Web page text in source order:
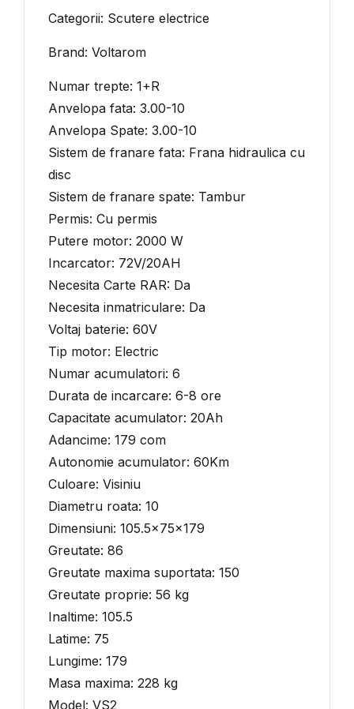
Categorii: Scutere electrice
Brand: Voltarom
Numar trepte: 1+R
Anvelopa fata: 3.00-10
Anvelopa Spate: 3.00-10
Sistem de franare fata: Frana hidraulica cu
disc
Sistem de franare spate: Tambur
Permis: Cu permis
Putere motor: 2000 W
Incarcator: 72V/20AH
Necesita Carte RAR: Da
Necesita inmatriculare: Da
Voltaj baterie: 60V
Tip motor: Electric
Numar acumulatori: 6
Durata de incarcare: 6-8 ore
Capacitate acumulator: 20Ah
Adancime: 179 com
Autonomie acumulator: 60Km
Culoare: Visiniu
Diametru roata: 10
Dimensiuni: 105.5x75x179
Greutate: 86
Greutate maxima suportata: 150
Greutate proprie: 56 kg
Inaltime: 105.5
Latime: 75
Lungime: 179
Masa maxima: 228 kg
Model: VS2